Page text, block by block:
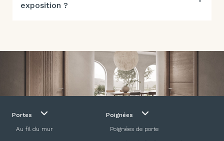
exposition ?
Portes
Au fil du mur
Poignées
Poignées de porte